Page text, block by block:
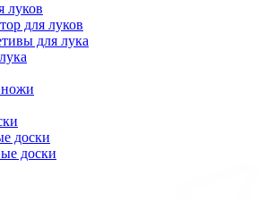
луков
для луков
для лука
доски
доски